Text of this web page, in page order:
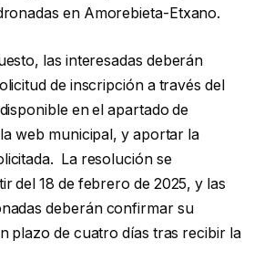
en Amorebieta-Etxano.
las interesadas deberán
de inscripción a través del
en el apartado de
la web municipal, y aportar la
La resolución se
del 18 de febrero de 2025, y las
deberán confirmar su
plazo de cuatro días tras recibir la